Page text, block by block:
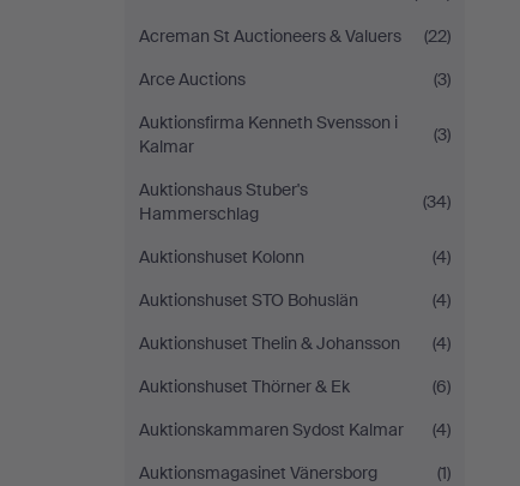
Acreman St Auctioneers & Valuers
(22)
Arce Auctions
(3)
Auktionsfirma Kenneth Svensson i
Kalmar
(3)
Auktionshaus Stuber's
Hammerschlag
(34)
Auktionshuset Kolonn
(4)
Auktionshuset STO Bohuslän
(4)
Auktionshuset Thelin & Johansson
(4)
Auktionshuset Thörner & Ek
(6)
Auktionskammaren Sydost Kalmar
(4)
Auktionsmagasinet Vänersborg
(1)